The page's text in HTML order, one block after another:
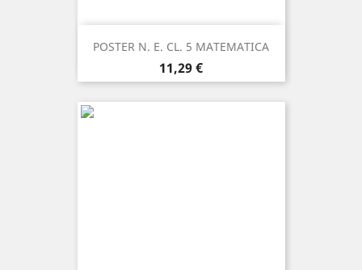
POSTER N. E. CL. 5 MATEMATICA
Prezzo
11,29 €